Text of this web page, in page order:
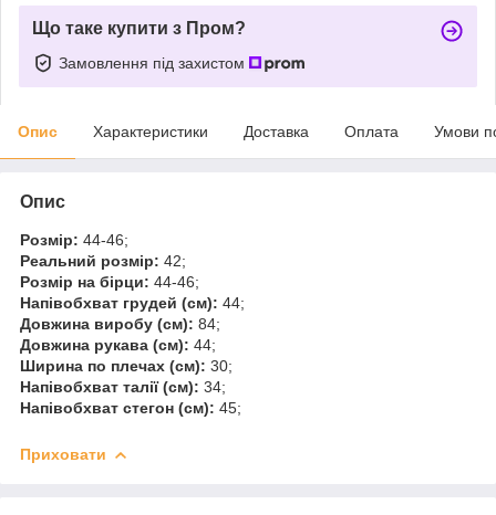
Що таке купити з Пром?
Замовлення під захистом
Опис Характеристики Доставка Оплата Умови
Опис
Розмір: 44-46;
Реальний розмір: 42;
Розмір на бірци: 44-46;
Напівобхват грудей (см): 44;
Довжина виробу (см): 84;
Довжина рукава (см): 44;
Ширина по плечах (см): 30;
Напівобхват талії (см): 34;
Напівобхват стегон (см): 45;
Приховати